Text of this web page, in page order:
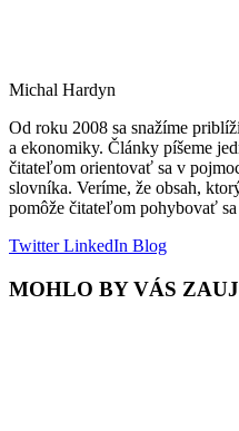
Michal Hardyn
Od roku 2008 sa snažíme
a ekonomiky. Články píšeme
čitateľom orientovať sa v
slovníka. Veríme, že obsah,
pomôže čitateľom pohybovať
TwitterLinkedIn Blog
MOHLO BY VÁS